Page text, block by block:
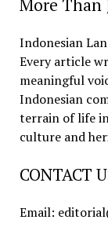
More Than
Indonesian
Every article
meaningful
Indonesian
terrain of life
culture and
CONTACT
Email: